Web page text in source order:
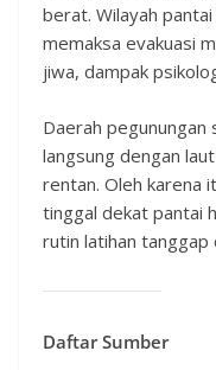
berat. Wilayah
memaksa evakuasi
jiwa, dampak
Daerah
langsung dengan
rentan. Oleh karena
tinggal dekat pantai
rutin latihan tanggap
Daftar Sumber